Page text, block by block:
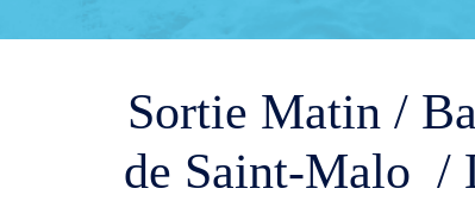
Sortie Matin /
de Saint-Malo /